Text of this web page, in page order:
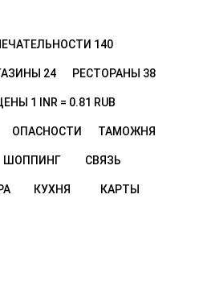
140
24 РЕСТОРАНЫ 38
1 INR = 0.81 RUB
ОПАСНОСТИ ТАМОЖНЯ
ШОППИНГ СВЯЗЬ
КУХНЯ КАРТЫ